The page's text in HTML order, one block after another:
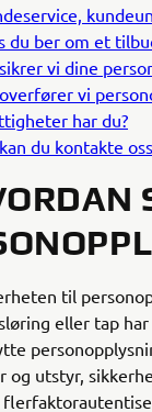
du ber om et
vi dine
vi
har du?
du kontakte
til
eller tap
og utstyr,